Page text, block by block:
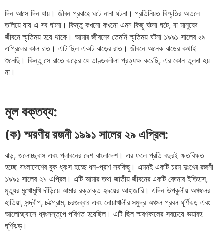
দিন আসে দিন যায়। জীবন প্রবাহে ঘটে নানা ঘটনা। প্রতিনিয়ত বিস্মৃতির অতলে
তলিয়ে যায় এ সব ঘটনা। কিন্তু কখনো কখনো এমন কিছু ঘটনা ঘটে, যা মানুষের
জীবনে স্মৃতিময় হয়ে থাকে। আমার জীবনের তেমনি স্মৃতিময় ঘটনা ১৯৯১ সালের ২৯
এপ্রিলের কাল রাত। এটি ছিল একটি ঝড়ের রাত। জীবনে অনেক ঝড়ের কথাই
শুনেছি। কিন্তু সে রাতে ঝড়ের যে তাণ্ডবলীলা প্রত্যক্ষ করেছি, এর কোন তুলনা হয়
না।
মূল বক্তব্য:
(ক) স্মরণীয় রজনী ১৯৯১ সালের ২৯ এপ্রিল:
ঝড়, জলোচ্ছ্বাস এবং প্লাবনের দেশ বাংলাদেশ। এর ফলে প্রতি বছরই ক্ষতবিক্ষত
হচ্ছে বাংলাদেশের বুক ধ্বংস হচ্ছে ধন-প্রাণ সবকিছু। এমনই একটি চরম দুঃখের রজনী
১৯৯১ সালের ২৯ এপ্রিল। এটি আমার তথা জাতীয় জীবনের একটি বেদনার ইতিহাস,
মৃত্যুর মুখোমুখি দাঁড়িয়ে আমার রক্তাক্ত হৃদয়ের আহাজারি। এদিন উপকূলীয় অঞ্চলের
হাতিয়া, সন্দ্বীপ, চট্টগ্রাম, চরজব্বার এবং নোয়াখালীর সমুদ্র অঞ্চল প্রবল ঘূর্ণিঝড় এবং
আলোচ্ছ্বাসে ধ্বংসস্তূপে পরিণত হয়েছিল। এটি ছিল স্মরণকালের সবচেয়ে ভয়াবহ
ঘূর্ণিঝড়।